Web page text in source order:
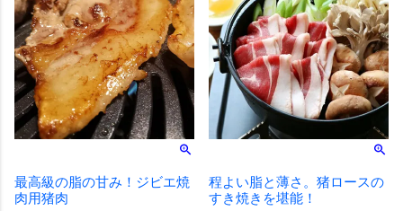
最高級の脂の甘み！ジビエ焼
肉用猪肉
程よい脂と薄さ。猪ロースの
すき焼きを堪能！